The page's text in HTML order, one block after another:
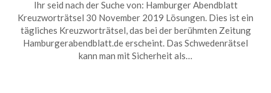
on
November
30,
2019
ardit
Ihr seid nach der Suche von: Hamburger Abendblatt
Kreuzworträtsel 30 November 2019 Lösungen. Dies ist ein
tägliches Kreuzworträtsel, das bei der berühmten Zeitung
Hamburgerabendblatt.de erscheint. Das Schwedenrätsel
kann man mit Sicherheit als…